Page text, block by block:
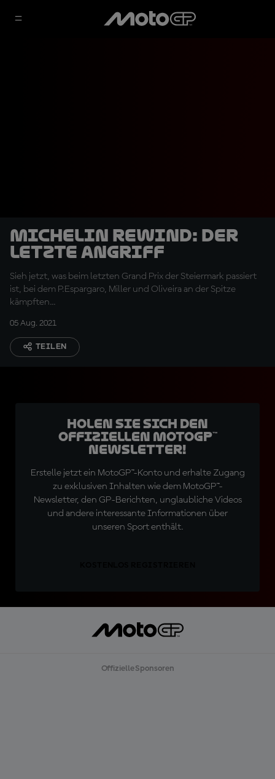
Michelin Rewind: Der
letzte Angriff
Sieh jetzt, was beim letzten Grand Prix der Steiermark passiert
ist, bei dem P.Espargaro, Miller und Oliveira an der Spitze
kämpften...
05 Aug. 2021
TEILEN
Holen Sie sich den
offiziellen MotoGP™
Newsletter!
Erstelle jetzt ein MotoGP™-Konto und erhalte Zugang
zu exklusiven Inhalten wie dem MotoGP™-
Newsletter, den GP-Berichten, unglaubliche Videos
und andere interessante Informationen über
unseren Sport enthält.
Offizielle Sponsoren